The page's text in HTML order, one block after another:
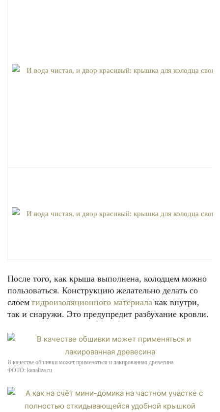
После того, как крыша выполнена, колодцем можно
пользоваться. Конструкцию желательно делать со
слоем гидроизоляционного материала как внутри,
так и снаружи. Это предупредит разбухание кровли.
В качестве обшивки может применяться и лакированная древесина
ФОТО: kanaliza.ru